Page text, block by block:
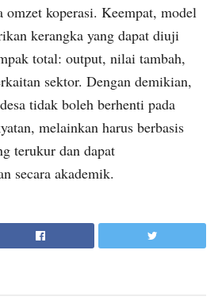
omzet koperasi. Keempat, model
kerangka yang dapat diuji
total: output, nilai tambah,
sektor. Dengan demikian,
tidak boleh berhenti pada
melainkan harus berbasis
terukur dan dapat
secara akademik.